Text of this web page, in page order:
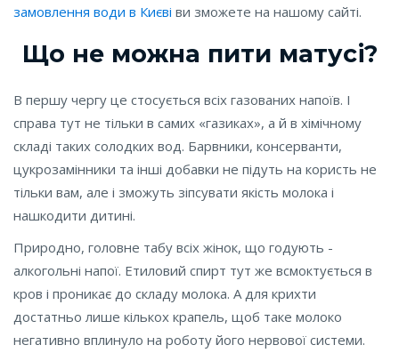
замовлення води в Києві ви зможете на нашому сайті.
Що не можна пити матусі?
В першу чергу це стосується всіх газованих напоїв. І
справа тут не тільки в самих «газиках», а й в хімічному
складі таких солодких вод. Барвники, консерванти,
цукрозамінники та інші добавки не підуть на користь не
тільки вам, але і зможуть зіпсувати якість молока і
нашкодити дитині.
Природно, головне табу всіх жінок, що годують -
алкогольні напої. Етиловий спирт тут же всмоктується в
кров і проникає до складу молока. А для крихти
достатньо лише кількох крапель, щоб таке молоко
негативно вплинуло на роботу його нервової системи.